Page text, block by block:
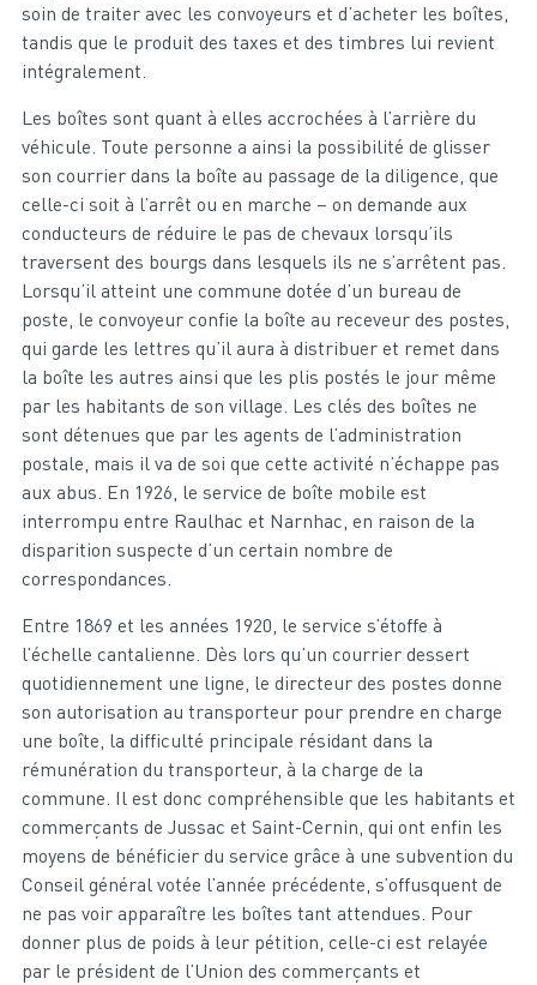
soin de traiter avec les convoyeurs et d’acheter les boîtes,
tandis que le produit des taxes et des timbres lui revient
intégralement.
Les boîtes sont quant à elles accrochées à l’arrière du
véhicule. Toute personne a ainsi la possibilité de glisser
son courrier dans la boîte au passage de la diligence, que
celle-ci soit à l’arrêt ou en marche – on demande aux
conducteurs de réduire le pas de chevaux lorsqu’ils
traversent des bourgs dans lesquels ils ne s’arrêtent pas.
Lorsqu’il atteint une commune dotée d’un bureau de
poste, le convoyeur confie la boîte au receveur des postes,
qui garde les lettres qu’il aura à distribuer et remet dans
la boîte les autres ainsi que les plis postés le jour même
par les habitants de son village. Les clés des boîtes ne
sont détenues que par les agents de l’administration
postale, mais il va de soi que cette activité n’échappe pas
aux abus. En 1926, le service de boîte mobile est
interrompu entre Raulhac et Narnhac, en raison de la
disparition suspecte d’un certain nombre de
correspondances.
Entre 1869 et les années 1920, le service s’étoffe à
l’échelle cantalienne. Dès lors qu’un courrier dessert
quotidiennement une ligne, le directeur des postes donne
son autorisation au transporteur pour prendre en charge
une boîte, la difficulté principale résidant dans la
rémunération du transporteur, à la charge de la
commune. Il est donc compréhensible que les habitants et
commerçants de Jussac et Saint-Cernin, qui ont enfin les
moyens de bénéficier du service grâce à une subvention du
Conseil général votée l’année précédente, s’offusquent de
ne pas voir apparaître les boîtes tant attendues. Pour
donner plus de poids à leur pétition, celle-ci est relayée
par le président de l’Union des commerçants et